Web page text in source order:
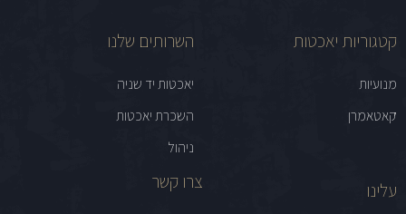
קטגוריות יאכטות
מנועיות
קאטאמרן
השרותים שלנו
יאכטות יד שניה
השכרת יאכטות
ניהול
עלינו צרו קשר